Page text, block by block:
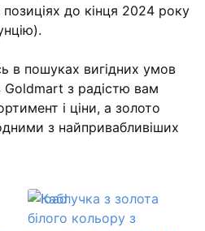
до кінця 2024 року
в пошуках вигідних умов
Goldmart з радістю вам
і ціни, а золото
з найпривабливіших